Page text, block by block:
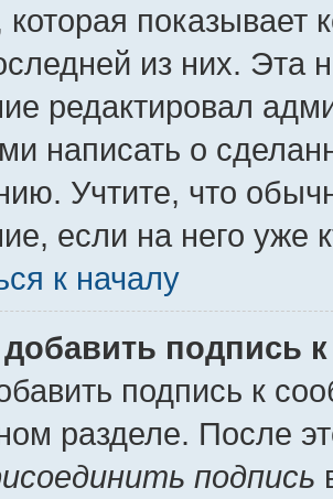
которая показывает
из них. Эта
редактировал
написать о
Учтите, что
если на него уже
к началу
добавить подпись
подпись к
разделе. После
подпись